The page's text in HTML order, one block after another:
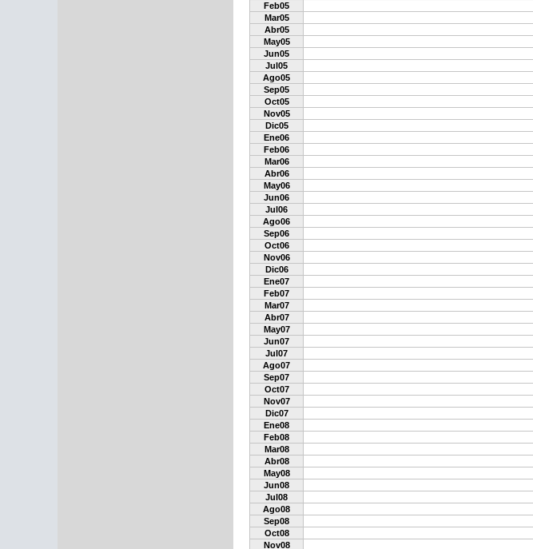
Feb05
Mar05
Abr05
May05
Jun05
Jul05
Ago05
Sep05
Oct05
Nov05
Dic05
Ene06
Feb06
Mar06
Abr06
May06
Jun06
Jul06
Ago06
Sep06
Oct06
Nov06
Dic06
Ene07
Feb07
Mar07
Abr07
May07
Jun07
Jul07
Ago07
Sep07
Oct07
Nov07
Dic07
Ene08
Feb08
Mar08
Abr08
May08
Jun08
Jul08
Ago08
Sep08
Oct08
Nov08